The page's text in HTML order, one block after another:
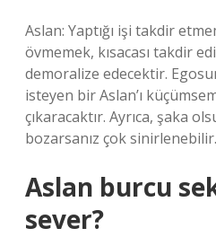
Aslan: Yaptığı işi takdir
övmemek, kısacası takdir
demoralize edecektir.
isteyen bir Aslan’ı
çıkaracaktır. Ayrıca, şaka
bozarsanız çok sinirlenebilir.
Aslan burcu
sever?